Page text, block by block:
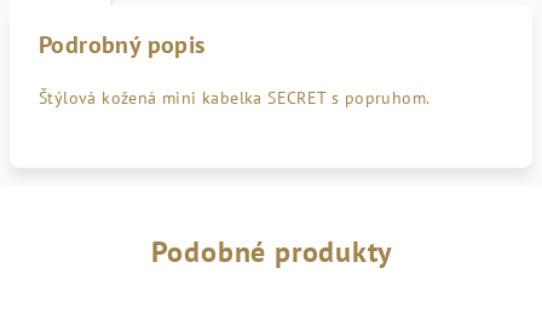
Podrobný popis
Štýlová kožená mini kabelka SECRET s popruhom.
Podobné produkty